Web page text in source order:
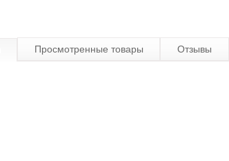
Просмотренные товары Отзывы